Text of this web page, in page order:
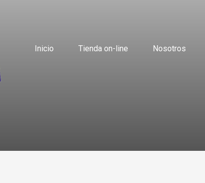
Inicio Tienda on-line Nosotros